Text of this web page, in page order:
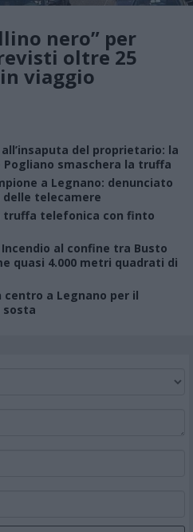
nero” per
oltre 25
viaggio
del proprietario: la
Pogliano smaschera la truffa
a Legnano: denunciato
telecamere
truffa telefonica con finto
al confine tra Busto
quasi 4.000 metri quadrati di
centro a Legnano per il